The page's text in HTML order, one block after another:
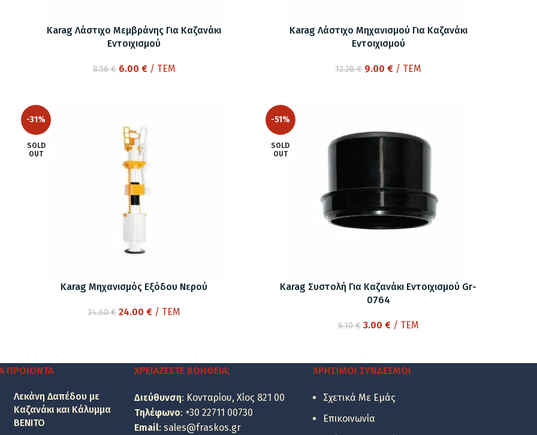
Karag Λάστιχο Μεμβράνης Για Καζανάκι
Εντοιχισμού
8.56€ Original
6.00 €Η
/ ΤΕΜ
Karag Λάστιχο Μηχανισμού Για Καζανάκι
Εντοιχισμού
12.28€ Original
9.00€Η/ ΤΕΜ
-31%
SOLD
OUT
Karag Μηχανισμός Εξόδου Νερού
34.60€ Original
24.00€Η
24.00 €.
/ ΤΕΜ
-51%
SOLD
OUT
Karag Συστολή Για Καζανάκι Εντοιχισμού Gr-
0764
6.10€ Original
6.10 €.
3.00 €Η
είναι:
3.00 €.
/ ΤΕΜ
ΠΡΟΙΌΝΤΑ
Λεκάνη Δαπέδου με
Καζανάκι και Κάλυμμα
BENITO
ΧΡΕΙΆΖΕΣΤΕ ΒΟΉΘΕΙΑ;
Διεύθυνση: Κονταρίου, Χίος 821 00
Τηλέφωνο: +30 22711 00730
Email: sales@fraskos.gr
ΧΡΉΣΙΜΟΙ ΣΎΝΔΕΣΜΟΙ
Σχετικά Με Εμάς
Επικοινωνία